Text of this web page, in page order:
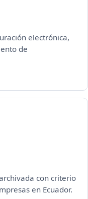
electrónica,
de
con criterio
en Ecuador.